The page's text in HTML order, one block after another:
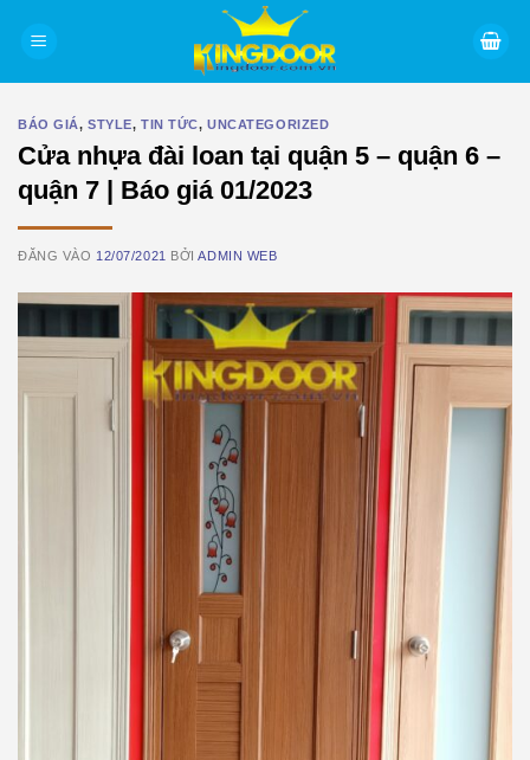
BÁO GIÁ,STYLE, TIN TỨC,UNCATEGORIZED
Cửa nhựa đài loan tại quận 5 – quận 6 –
quận 7 | Báo giá 01/2023
ĐĂNG VÀO 12/07/2021 BỞIADMIN WEB